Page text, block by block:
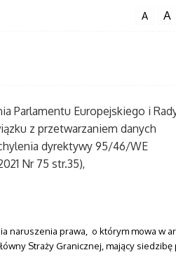
A A
Parlamentu Europejskiego i
z przetwarzaniem danych
dyrektywy 95/46/WE
Nr 75 str.35),
naruszenia prawa, o którym mowa w
Straży Granicznej, mający siedzibę